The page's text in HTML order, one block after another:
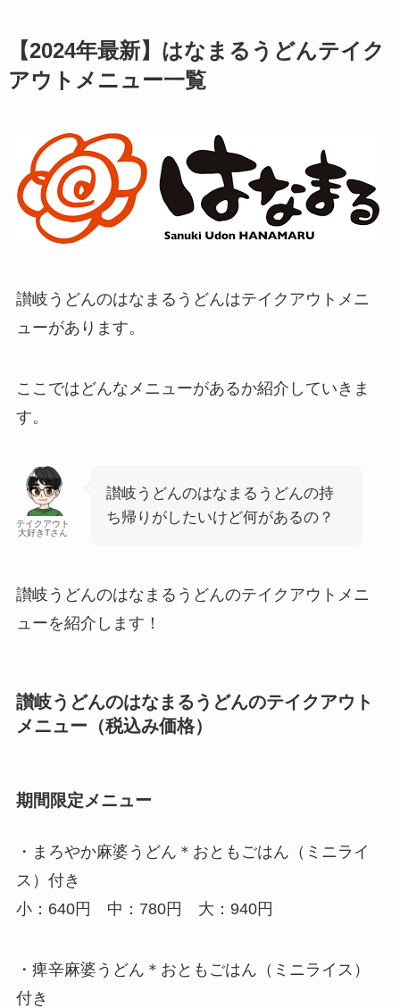
【2024年最新】はなまるうどんテイク
アウトメニュー一覧
讃岐うどんのはなまるうどんはテイクアウトメニ
ューがあります。
ここではどんなメニューがあるか紹介していきま
す。
テイクアウト
大好きTさん
讃岐うどんのはなまるうどんの持
ち帰りがしたいけど何があるの？
讃岐うどんのはなまるうどんのテイクアウトメニ
ューを紹介します！
讃岐うどんのはなまるうどんのテイクアウト
メニュー（税込み価格）
期間限定メニュー
・まろやか麻婆うどん＊おともごはん（ミニライ
ス）付き
小：640円 中：780円 大：940円
・痺辛麻婆うどん＊おともごはん（ミニライス）
付き